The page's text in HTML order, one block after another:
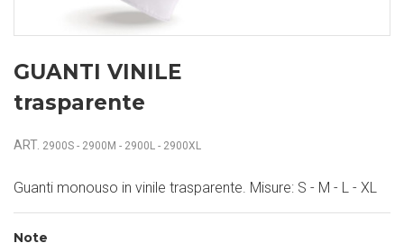
GUANTI VINILE
trasparente
ART. 2900S - 2900M - 2900L - 2900XL
Guanti monouso in vinile trasparente. Misure: S - M - L - XL
Note